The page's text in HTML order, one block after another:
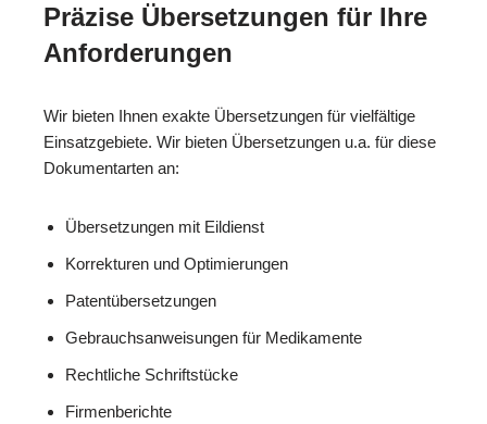
Präzise Übersetzungen für Ihre
Anforderungen
Wir bieten Ihnen exakte Übersetzungen für vielfältige
Einsatzgebiete. Wir bieten Übersetzungen u.a. für diese
Dokumentarten an:
Übersetzungen mit Eildienst
Korrekturen und Optimierungen
Patentübersetzungen
Gebrauchsanweisungen für Medikamente
Rechtliche Schriftstücke
Firmenberichte